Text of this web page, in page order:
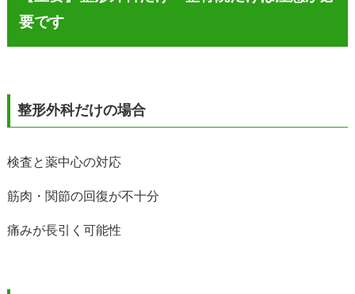
要です
整形外科だけの場合
検査と薬中心の対応
筋肉・関節の回復が不十分
痛みが長引く可能性